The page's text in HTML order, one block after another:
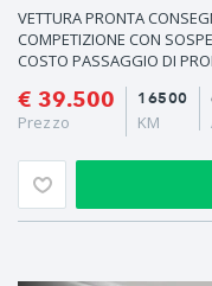
VETTURA PRONTA
COMPETIZIONE CON
COSTO PASSAGGIO DI
€ 39.500
Prezzo
16500
KM